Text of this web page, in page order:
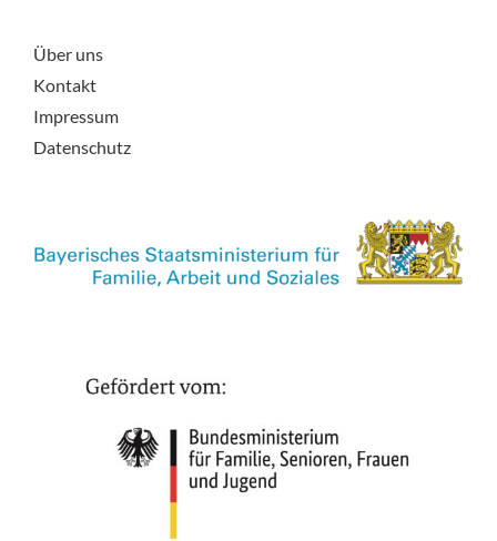
Über uns
Kontakt
Impressum
Datenschutz